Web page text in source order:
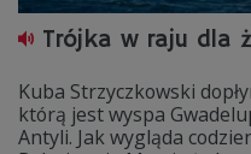
Trójka w raju dla
Kuba Strzyczkowski
którą jest wyspa
Antyli. Jak wygląda